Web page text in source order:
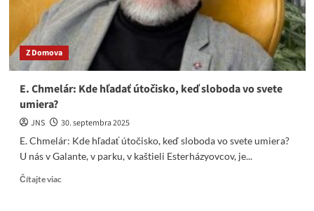
Z Domova
E. Chmelár: Kde hľadať útočisko, keď sloboda vo svete
umiera?
JNS
30. septembra 2025
E. Chmelár: Kde hľadať útočisko, keď sloboda vo svete umiera?
U nás v Galante, v parku, v kaštieli Esterházyovcov, je...
Čítajte viacRead